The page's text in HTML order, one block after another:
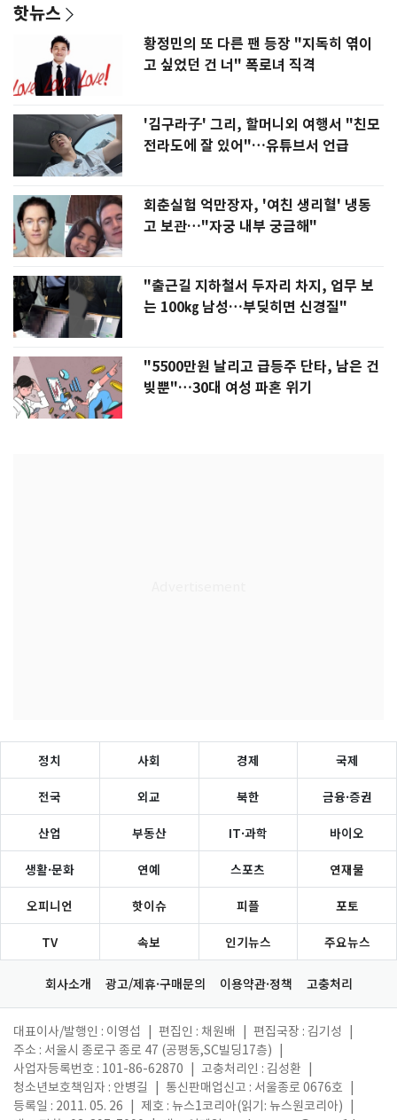
핫뉴스
황정민의 또 다른 팬 등장 "지독히 엮이
고 싶었던 건 너" 폭로녀 직격
'김구라子' 그리, 할머니외 여행서 "친모
전라도에 잘 있어"…유튜브서 언급
회춘실험 억만장자, '여친 생리혈' 냉동
고 보관…"자궁 내부 궁금해"
"출근길 지하철서 두자리 차지, 업무 보
는 100㎏ 남성…부딪히면 신경질"
"5500만원 날리고 급등주 단타, 남은 건
빚뿐"…30대 여성 파혼 위기
정치 사회 경제 국제
전국 외교 북한 금융·증권
산업 부동산 IT·과학 바이오
생활·문화 연예 스포츠 연재물
오피니언 핫이슈 피플 포토
TV 속보 인기뉴스 주요뉴스
회사소개 광고/제휴·구매문의 이용약관·정책 고충처리
대표이사/발행인 : 이영섭 편집인 : 채원배 편집국장 : 김기성
주소 : 서울시 종로구 종로 47 (공평동,SC빌딩17층)
사업자등록번호 : 101-86-62870
고충처리인 : 김성환
청소년보호책임자 : 안병길
통신판매업신고 : 서울종로 0676호
등록일 : 2011. 05. 26
제호 : 뉴스1코리아(읽기: 뉴스원코리아)